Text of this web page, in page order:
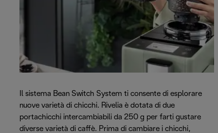
Il sistema Bean Switch System ti consente di esplorare
nuove varietà di chicchi. Rivelia è dotata di due
portachicchi intercambiabili da 250 g per farti gustare
diverse varietà di caffè. Prima di cambiare i chicchi,